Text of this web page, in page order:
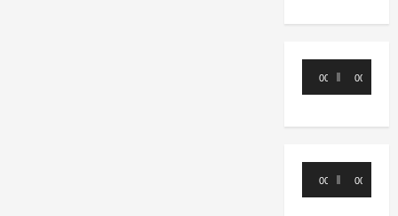
Reproductor
de
00:00 00:00
Reproductor
de
00:00 00:00